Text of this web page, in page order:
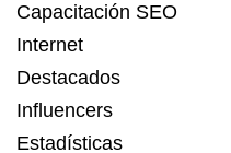
Capacitación SEO
Internet
Destacados
Influencers
Estadísticas